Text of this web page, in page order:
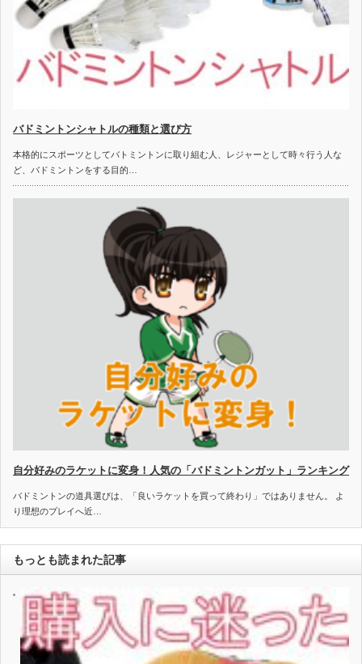
バドミントンシャトルの種類と選び方
本格的にスポーツとしてバトミントンに取り組む人、レジャーとして時々行う人な
ど、バドミントンをする目的…
自分好みのラケットに変身！人気の「バドミントンガット」ランキング
バドミントンの道具選びは、「良いラケットを買って終わり」ではありません。 よ
り理想のプレイへ近…
もっとも読まれた記事